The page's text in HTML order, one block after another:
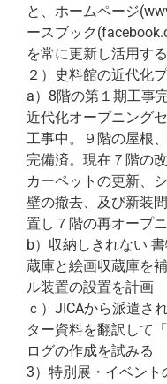
と、ホームページ
ースブック
を常に更新し活用する
２）史料館の近代化
a）8階の第１期工事
近代化オープニング
工事中。９階の屋根
完備済。現在７階の
カーペットの更新、
壁の撤去、及び新装
置し７階の再オープ
b）収納しきれない
蔵庫と絵画収蔵庫を
ル装置の設置を計画
ｃ）JICAから派遣さ
ター資料を翻訳して
ログの作成を試みる
3）特別展・イベント